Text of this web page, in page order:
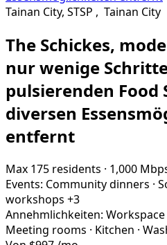
Tainan City, STSP , Tainan City
The Schickes,
nur wenige
pulsierenden Food
diversen
entfernt
Max 175 residents · 1,000
Events: Community dinners ·
workshops +3
Annehmlichkeiten: Workspace
Meeting rooms · Kitchen ·